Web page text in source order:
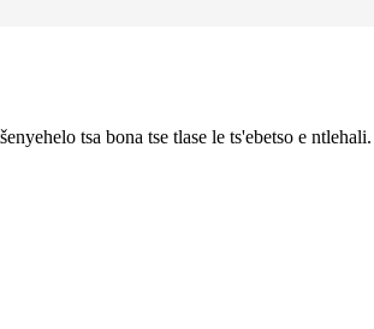
tsa bona tse tlase le ts'ebetso e ntlehali.